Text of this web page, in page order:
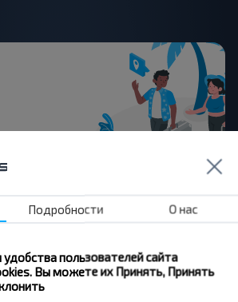
акции, скидки и
новостей и
нами дешевле!
Подробности О нас
удобства пользователей сайта
Вы можете их Принять, Принять